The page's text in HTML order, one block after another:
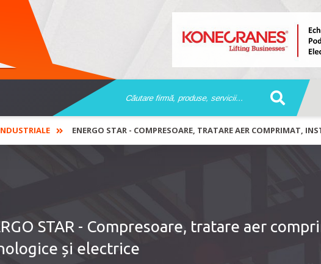
ENERGO STAR - COMPRESOARE, TRATARE AER COMPRIMAT,
STAR - Compresoare, tratare aer
și electrice